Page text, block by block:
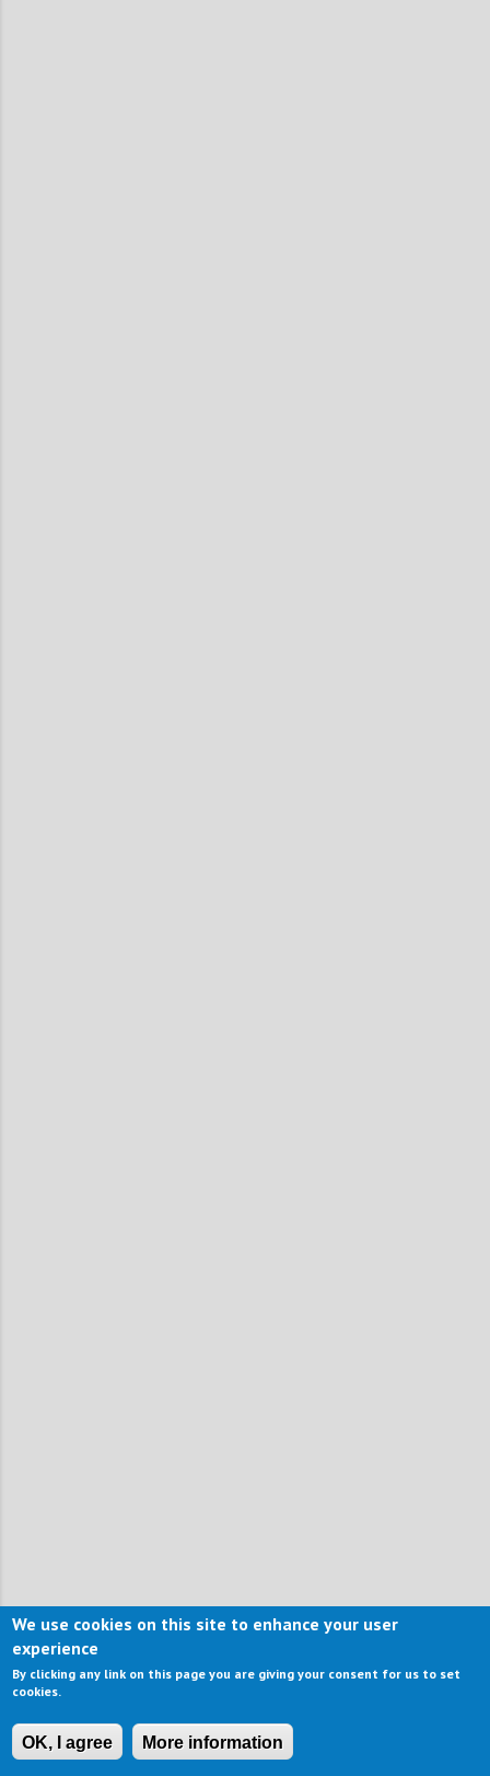
We use cookies on this site to enhance your user
experience
By clicking any link on this page you are giving your consent for us to set
cookies.
OK, I agree More information